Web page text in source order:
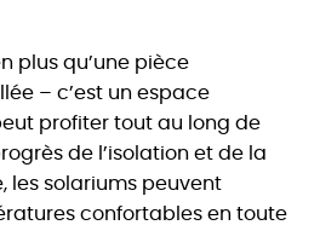
plus qu’une pièce
– c’est un espace
profiter tout au long de
de l’isolation et de la
les solariums peuvent
confortables en toute